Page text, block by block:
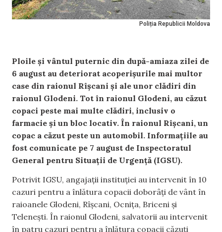
Poliția Republicii Moldova
Ploile și vântul puternic din după-amiaza zilei de
6 august au deteriorat acoperișurile mai multor
case din raionul Rîșcani și ale unor clădiri din
raionul Glodeni. Tot în raionul Glodeni, au căzut
copaci peste mai multe clădiri, inclusiv o
farmacie și un bloc locativ. În raionul Rîșcani, un
copac a căzut peste un automobil. Informațiile au
fost comunicate pe 7 august de Inspectoratul
General pentru Situații de Urgență (IGSU).
Potrivit IGSU, angajații instituției au intervenit în 10
cazuri pentru a înlătura copacii doborâți de vânt în
raioanele Glodeni, Rîșcani, Ocnița, Briceni și
Telenești. În raionul Glodeni, salvatorii au intervenit
în patru cazuri pentru a înlătura copacii căzuți